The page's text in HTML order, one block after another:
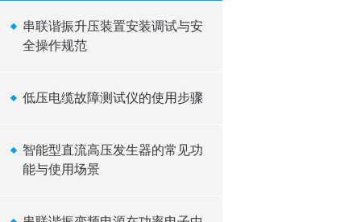
串联谐振升压装置安装调试与安
全操作规范
低压电缆故障测试仪的使用步骤
智能型直流高压发生器的常见功
能与使用场景